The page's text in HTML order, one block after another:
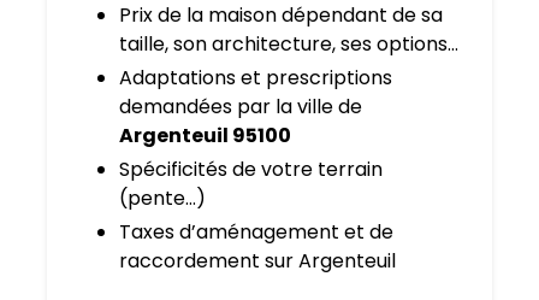
Prix de la maison dépendant de sa
taille, son architecture, ses options…
Adaptations et prescriptions
demandées par la ville de
Argenteuil 95100
Spécificités de votre terrain
(pente…)
Taxes d’aménagement et de
raccordement sur Argenteuil